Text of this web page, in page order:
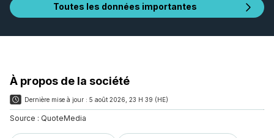
Toutes les données importantes
À propos de la société
Dernière mise à jour : 5 août 2026, 23 H 39 (HE)
Source : QuoteMedia